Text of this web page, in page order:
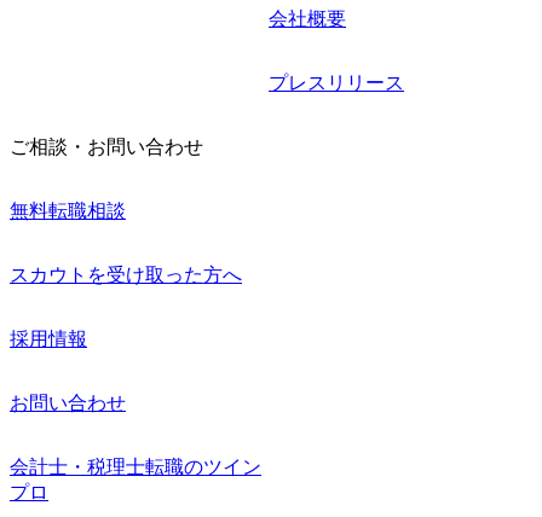
会社概要
プレスリリース
ご相談・お問い合わせ
無料転職相談
スカウトを受け取った方へ
採用情報
お問い合わせ
会計士・税理士転職のツイン
プロ